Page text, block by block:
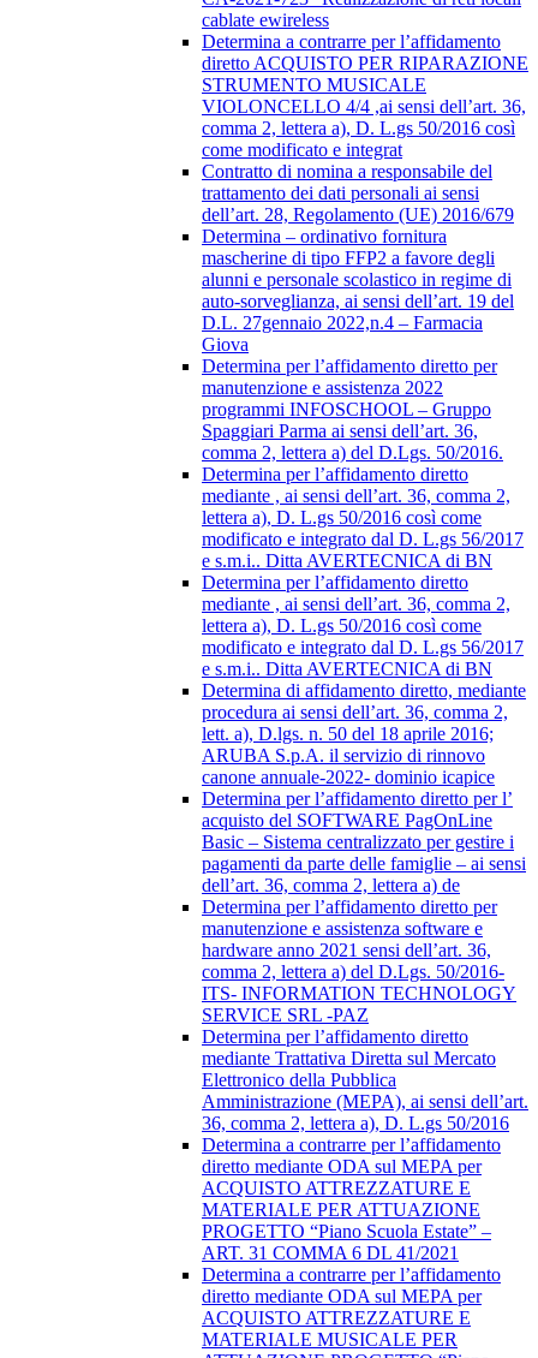
cablate ewireless
Determina a contrarre per l’affidamento
diretto ACQUISTO PER RIPARAZIONE
STRUMENTO MUSICALE
VIOLONCELLO 4/4 ,ai sensi dell’art. 36,
comma 2, lettera a), D. L.gs 50/2016 così
come modificato e integrat
Contratto di nomina a responsabile del
trattamento dei dati personali ai sensi
dell’art. 28, Regolamento (UE) 2016/679
Determina – ordinativo fornitura
mascherine di tipo FFP2 a favore degli
alunni e personale scolastico in regime di
auto-sorveglianza, ai sensi dell’art. 19 del
D.L. 27gennaio 2022,n.4 – Farmacia
Giova
Determina per l’affidamento diretto per
manutenzione e assistenza 2022
programmi INFOSCHOOL – Gruppo
Spaggiari Parma ai sensi dell’art. 36,
comma 2, lettera a) del D.Lgs. 50/2016.
Determina per l’affidamento diretto
mediante , ai sensi dell’art. 36, comma 2,
lettera a), D. L.gs 50/2016 così come
modificato e integrato dal D. L.gs 56/2017
e s.m.i.. Ditta AVERTECNICA di BN
Determina per l’affidamento diretto
mediante , ai sensi dell’art. 36, comma 2,
lettera a), D. L.gs 50/2016 così come
modificato e integrato dal D. L.gs 56/2017
e s.m.i.. Ditta AVERTECNICA di BN
Determina di affidamento diretto, mediante
procedura ai sensi dell’art. 36, comma 2,
lett. a), D.lgs. n. 50 del 18 aprile 2016;
ARUBA S.p.A. il servizio di rinnovo
canone annuale-2022- dominio icapice
Determina per l’affidamento diretto per l’
acquisto del SOFTWARE PagOnLine
Basic – Sistema centralizzato per gestire i
pagamenti da parte delle famiglie – ai sensi
dell’art. 36, comma 2, lettera a) de
Determina per l’affidamento diretto per
manutenzione e assistenza software e
hardware anno 2021 sensi dell’art. 36,
comma 2, lettera a) del D.Lgs. 50/2016-
ITS- INFORMATION TECHNOLOGY
SERVICE SRL -PAZ
Determina per l’affidamento diretto
mediante Trattativa Diretta sul Mercato
Elettronico della Pubblica
Amministrazione (MEPA), ai sensi dell’art.
36, comma 2, lettera a), D. L.gs 50/2016
Determina a contrarre per l’affidamento
diretto mediante ODA sul MEPA per
ACQUISTO ATTREZZATURE E
MATERIALE PER ATTUAZIONE
PROGETTO “Piano Scuola Estate” –
ART. 31 COMMA 6 DL 41/2021
Determina a contrarre per l’affidamento
diretto mediante ODA sul MEPA per
ACQUISTO ATTREZZATURE E
MATERIALE MUSICALE PER